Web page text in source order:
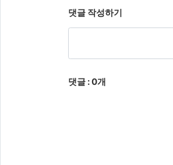
댓글 작성하기
댓글 : 0개